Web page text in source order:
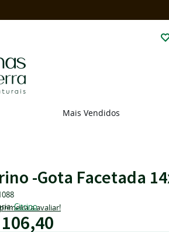
Mais Vendidos
-Gota Facetada
Citrinoa avaliar!